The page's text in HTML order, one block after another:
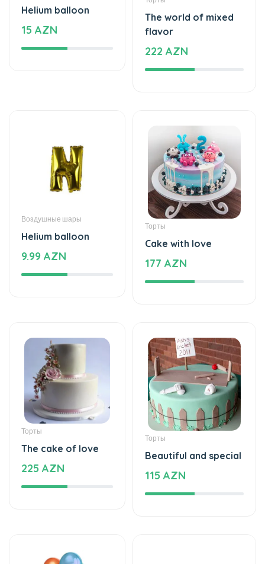
Воздушные шары
Helium balloon
9.99 AZN
Торты
Cake with love
177 AZN
The cake of love
225 AZN
Торты
Beautiful and special
115 AZN